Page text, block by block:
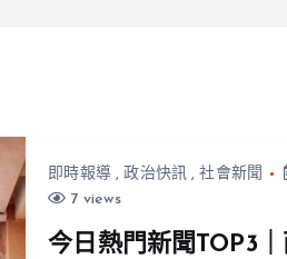
即時報導,政治快訊,社會新聞
7 views
今日熱門新聞TOP3